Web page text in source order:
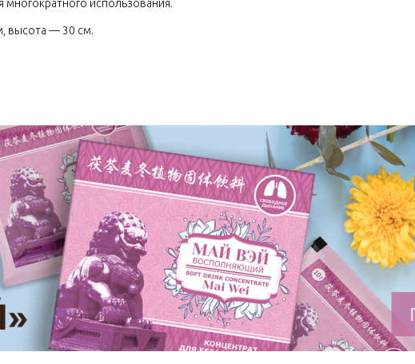
многократного использования.
высота — 30 см.